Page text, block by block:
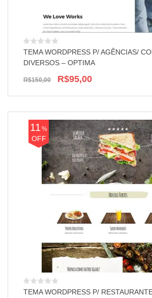
TEMA WORDPRESS P/ AGÊNCIAS/
DIVERSOS – OPTIMA
R$150,00 R$95,00
11%
OFF
TEMA WORDPRESS P/